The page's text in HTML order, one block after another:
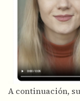
A continuación,